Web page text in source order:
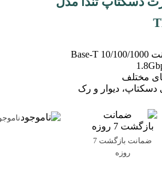
مختلف
دیوار و رک
ضمانت بازگشت 7
روزه